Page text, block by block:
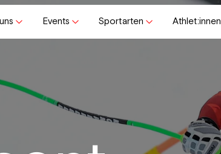
Events Sportarten Athlet:innen